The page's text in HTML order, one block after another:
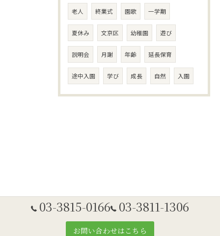
老人 終業式 園歌 一学期
夏休み 文京区 幼稚園 遊び
説明会 月謝 年齢 延長保育
途中入園 学び 成長 自然 入園
03-3815-0166 03-3811-1306
お問い合わせはこちら